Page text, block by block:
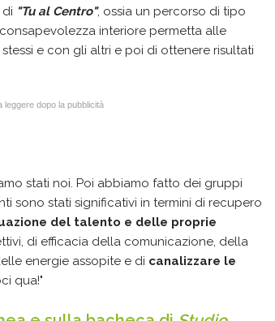
"Tu al Centro", ossia un percorso di tipo
interiore permetta alle
e con gli altri e poi di ottenere risultati
leggere dopo la pubblicità
stati noi. Poi abbiamo fatto dei gruppi
sono stati significativi in termini di recupero
del talento e delle proprie
di efficacia della comunicazione, della
energie assopite e di canalizzare le
qua!"